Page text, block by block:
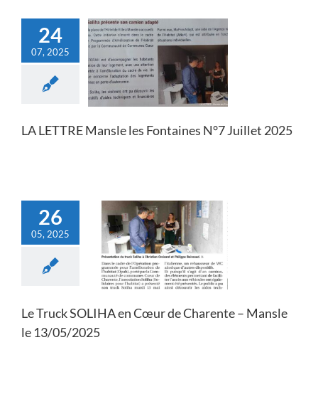
24
07, 2025
Mansle les
N°7 Juillet 2025
LA LETTRE Mansle les Fontaines N°7 Juillet 2025
26
05, 2025
en Cœur
05/2025
Le Truck SOLIHA en Cœur de Charente – Mansle
le 13/05/2025